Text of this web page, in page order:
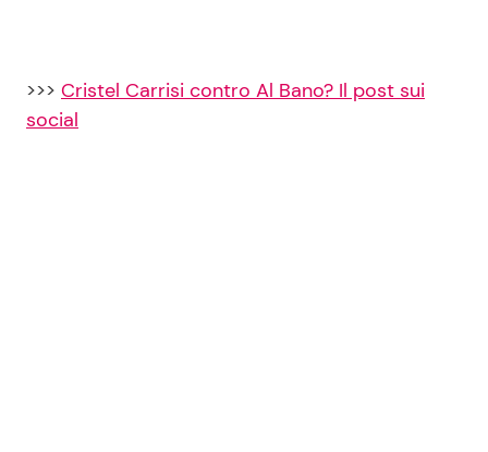
>>> Cristel Carrisi contro Al Bano? Il post sui
social